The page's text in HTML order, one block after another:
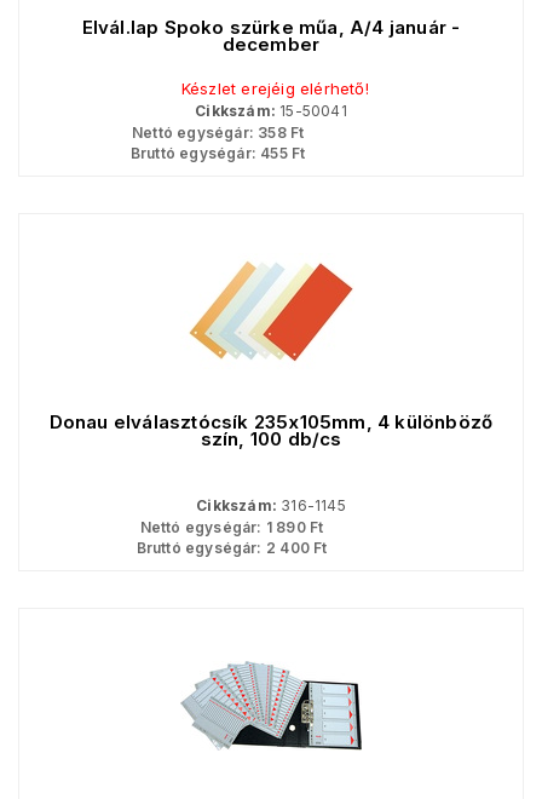
Elvál.lap Spoko szürke műa, A/4 január -
december
Készlet erejéig elérhető!
Cikkszám: 15-50041
Nettó egységár: 358Ft
Bruttó egységár: 455Ft
Donau elválasztócsík 235x105mm, 4 különböző
szín, 100 db/cs
Cikkszám: 316-1145
Nettó egységár: 1 890Ft
Bruttó egységár: 2 400Ft